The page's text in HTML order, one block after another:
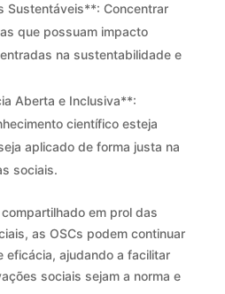
Sustentáveis**: Concentrar
que possuam impacto
na sustentabilidade e
Aberta e Inclusiva**:
científico esteja
aplicado de forma justa na
sociais.
em prol das
as OSCs podem continuar
eficácia, ajudando a facilitar
sociais sejam a norma e